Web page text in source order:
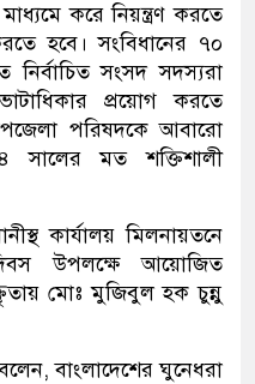
করে নিয়ন্ত্রণ করতে
হবে। সংবিধানের ৭০
সংসদ সদস্যরা
প্রয়োগ করতে
পরিষদকে আবারো
সালের মত শক্তিশালী
কার্যালয় মিলনায়তনে
উপলক্ষে আয়োজিত
মোঃ মুজিবুল হক চুন্নু
বাংলাদেশের ঘুনেধরা